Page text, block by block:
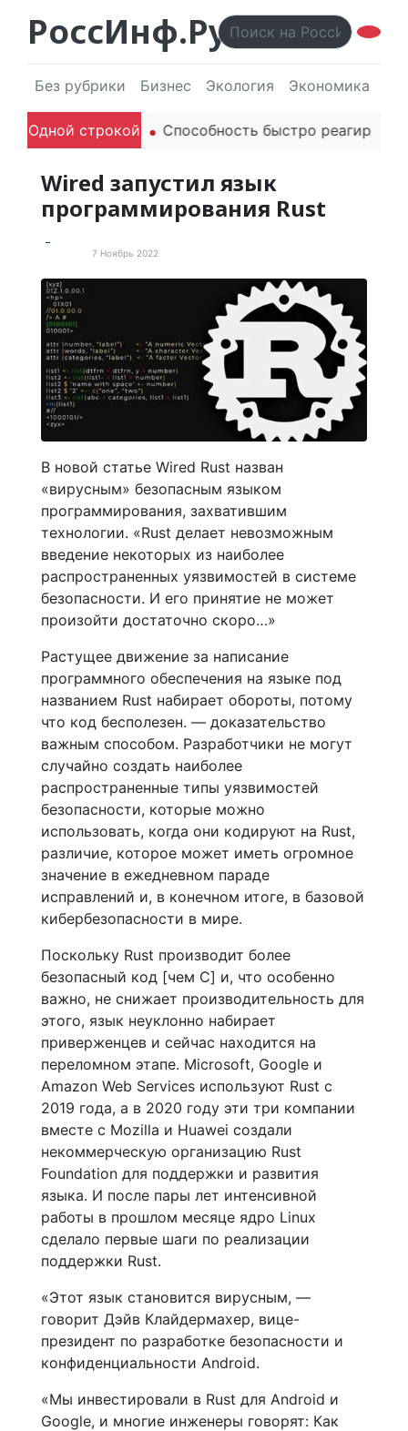
РоссИнф.Ру
Без рубрики Бизнес Экология Экономика
Одной строкой
в речи Способность быстро реагировать
Wired запустил язык
программирования Rust
7 Ноябрь 2022
В новой статье Wired Rust назван
«вирусным» безопасным языком
программирования, захватившим
технологии. «Rust делает невозможным
введение некоторых из наиболее
распространенных уязвимостей в системе
безопасности. И его принятие не может
произойти достаточно скоро…»
Растущее движение за написание
программного обеспечения на языке под
названием Rust набирает обороты, потому
что код бесполезен. — доказательство
важным способом. Разработчики не могут
случайно создать наиболее
распространенные типы уязвимостей
безопасности, которые можно
использовать, когда они кодируют на Rust,
различие, которое может иметь огромное
значение в ежедневном параде
исправлений и, в конечном итоге, в базовой
кибербезопасности в мире.
Поскольку Rust производит более
безопасный код [чем C] и, что особенно
важно, не снижает производительность для
этого, язык неуклонно набирает
приверженцев и сейчас находится на
переломном этапе. Microsoft, Google и
Amazon Web Services используют Rust с
2019 года, а в 2020 году эти три компании
вместе с Mozilla и Huawei создали
некоммерческую организацию Rust
Foundation для поддержки и развития
языка. И после пары лет интенсивной
работы в прошлом месяце ядро ​​Linux
сделало первые шаги по реализации
поддержки Rust.
«Этот язык становится вирусным, —
говорит Дэйв Клайдермахер, вице-
президент по разработке безопасности и
конфиденциальности Android.
«Мы инвестировали в Rust для Android и
Google, и многие инженеры говорят: Как